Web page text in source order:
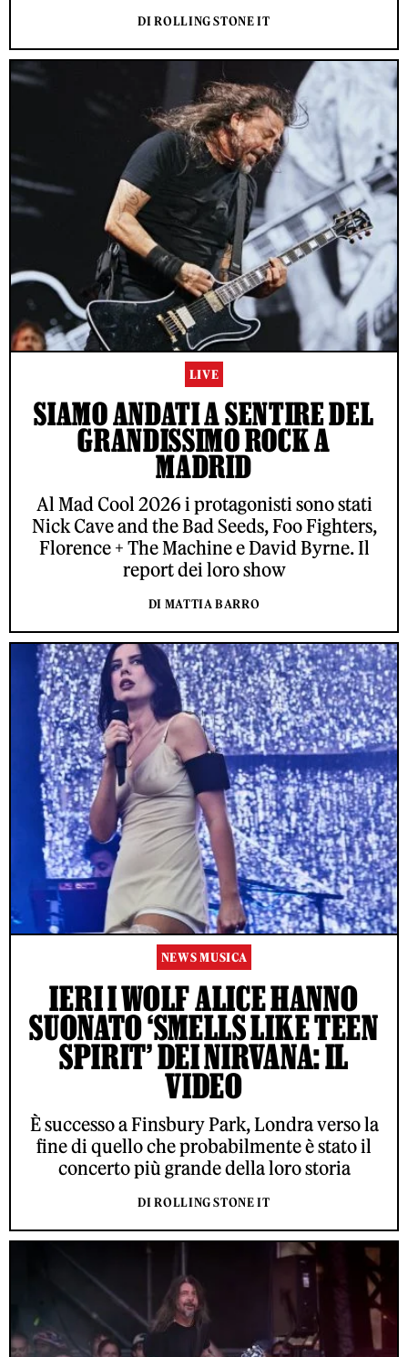
DI ROLLING STONE IT
LIVE
SIAMO ANDATI A SENTIRE DEL
GRANDISSIMO ROCK A
MADRID
Al Mad Cool 2026 i protagonisti sono stati
Nick Cave and the Bad Seeds, Foo Fighters,
Florence + The Machine e David Byrne. Il
report dei loro show
DI MATTIA BARRO
NEWS MUSICA
IERI I WOLF ALICE HANNO
SUONATO ‘SMELLS LIKE TEEN
SPIRIT’ DEI NIRVANA: IL
VIDEO
È successo a Finsbury Park, Londra verso la
fine di quello che probabilmente è stato il
concerto più grande della loro storia
DI ROLLING STONE IT